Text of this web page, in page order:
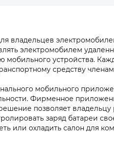
владельцев
электромобилем
устройства.
средству
мобильного
Фирменное
позволяет
заряд батареи
или охладить салон для